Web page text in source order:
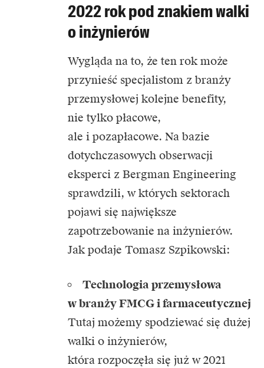
2022 rok pod znakiem walki
o inżynierów
Wygląda na to, że ten rok może
przynieść specjalistom z branży
przemysłowej kolejne benefity,
nie tylko płacowe,
ale i pozapłacowe. Na bazie
dotychczasowych obserwacji
eksperci z Bergman Engineering
sprawdzili, w których sektorach
pojawi się największe
zapotrzebowanie na inżynierów.
Jak podaje Tomasz Szpikowski:
Technologia przemysłowa
w branży FMCG i farmaceutycznej
Tutaj możemy spodziewać się dużej
walki o inżynierów,
która rozpoczęła się już w 2021